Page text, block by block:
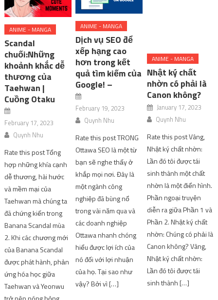
ANIME - MANGA
Scandal
chuối:Những
khoảnh khắc dễ
thương của
Taehwan |
Cuồng Otaku
February 17, 2023
Quynh Nhu
Rate this post Tổng
hợp những khía cạnh
dễ thương, hài hước
và mềm mại của
Taehwan mà chúng ta
đã chứng kiến ​​trong
Banana Scandal mùa
2. Khi các chương mới
của Banana Scandal
được phát hành, phản
ứng hóa học giữa
Taehwan và Yeonwu
ANIME - MANGA
Dịch vụ SEO để
xếp hạng cao
hơn trong kết
quả tìm kiếm của
Google! –
February 19, 2023
Quynh Nhu
Rate this post TRONG
Ottawa SEO là một từ
bạn sẽ nghe thấy ở
khắp mọi nơi. Đây là
một ngành công
nghiệp đã bùng nổ
trong vài năm qua và
các doanh nghiệp
Ottawa nhanh chóng
hiểu được lợi ích của
nó đối với lợi nhuận
của họ. Tại sao như
vậy? Bởi vì […]
ANIME - MANGA
Nhật ký chất
nhờn có phải là
Canon không?
January 17, 2023
Quynh Nhu
Rate this post Vâng,
Nhật ký chất nhờn:
Lần đó tôi được tái
sinh thành một chất
nhờn là một điển hình.
Phần ngoại truyện
diễn ra giữa Phần 1 và
Phần 2. Nhật ký chất
nhờn: Chúng có phải là
Canon không? Vâng,
Nhật ký chất nhờn:
Lần đó tôi được tái
sinh thành […]